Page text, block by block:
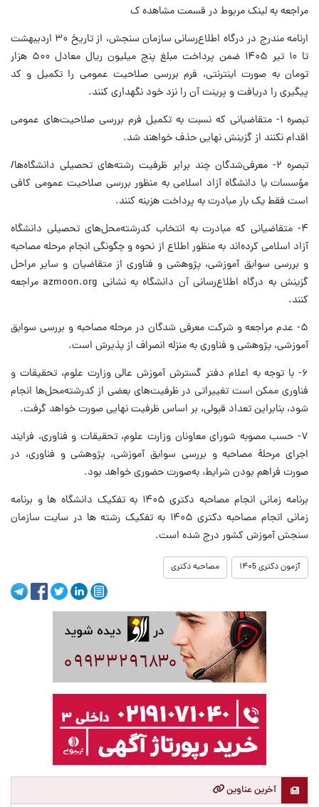
مراجعه به لینک مربوط در قسمت مشاهده ک
ارنامه مندرج در درگاه اطلاع‌رسانی سازمان سنجش، از تاریخ ۳۰ اردیبهشت
تا ۱۰ تیر ۱۴۰۵ ضمن پرداخت مبلغ پنج میلیون ریال معادل ۵۰۰ هزار
تومان به صورت اینترنتی، فرم بررسی صلاحیت عمومی را تکمیل و کد
پیگیری را دریافت و پرینت آن را نزد خود نگهداری کنند.
تبصره ۱- متقاضیانی که نسبت به تکمیل فرم بررسی صلاحیت‌های عمومی
اقدام نکنند از گزینش نهایی حذف خواهند شد.
تبصره ۲- معرفی‌شدگان چند برابر ظرفیت رشته‌های تحصیلی دانشگاه‌ها/
مؤسسات یا دانشگاه آزاد اسلامی به منظور بررسی صلاحیت عمومی کافی
است فقط یک بار مبادرت به پرداخت هزینه کنند.
۴- متقاضیانی که مبادرت به انتخاب کدرشته‌محل‌های تحصیلی دانشگاه
آزاد اسلامی کرده‌اند به منظور اطلاع از نحوه و چگونگی انجام مرحله مصاحبه
و بررسی سوابق آموزشی، پژوهشی و فناوری از متقاضیان و سایر مراحل
گزینش به درگاه اطلاع‌رسانی آن دانشگاه به نشانی azmoon.org مراجعه
کنند.
۵- عدم مراجعه و شرکت معرفی شدگان در مرحله مصاحبه و بررسی سوابق
آموزشی، پژوهشی و فناوری به منزله انصراف از پذیرش است.
۶- با توجه به اعلام دفتر گسترش آموزش عالی وزارت علوم، تحقیقات و
فناوری ممکن است تغییراتی در ظرفیت‌های بعضی از کدرشته‌محل‌ها انجام
شود، بنابراین تعداد قبولی، بر اساس ظرفیت نهایی صورت خواهد گرفت.
۷- حسب مصوبه شورای معاونان وزارت علوم، تحقیقات و فناوری، فرایند
اجرای مرحلۀ مصاحبه و بررسی سوابق آموزشی، پژوهشی و فناوری، در
صورت فراهم بودن شرایط، به‌صورت حضوری خواهد بود.
برنامه زمانی انجام مصاحبه دکتری ۱۴۰۵ به تفکیک دانشگاه ها و برنامه
زمانی انجام مصاحبه دکتری ۱۴۰۵ به تفکیک رشته ها در سایت سازمان
سنجش آموزش کشور درج شده است.
آزمون دکتری ۱۴۰5 مصاحبه دکتری
آخرین عناوین